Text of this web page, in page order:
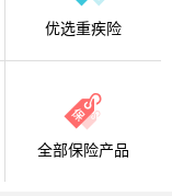
优选重疾险
全部保险产品